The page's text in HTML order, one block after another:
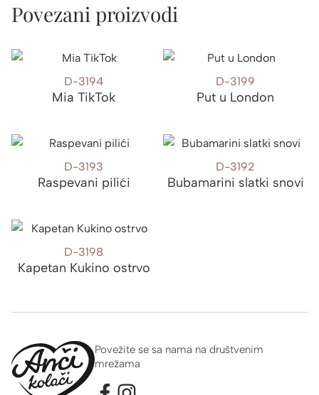
Povezani proizvodi
D-3194
Mia TikTok
D-3199
Put u London
D-3193
Raspevani pilići
D-3192
Bubamarini slatki snovi
D-3198
Kapetan Kukino ostrvo
Povežite se sa nama na društvenim
mrežama